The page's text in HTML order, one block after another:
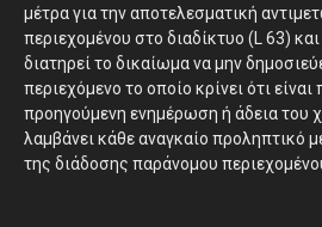
μέτρα για την αποτελεσματική
περιεχομένου στο διαδίκτυο (L 63)
διατηρεί το δικαίωμα να μην
περιεχόμενο το οποίο κρίνει ότι
προηγούμενη ενημέρωση ή άδεια του
λαμβάνει κάθε αναγκαίο προληπτικό
της διάδοσης παράνομου